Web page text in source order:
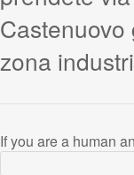
zona
If you are a human